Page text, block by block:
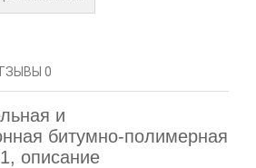
0
и
битумно-полимерная
описание